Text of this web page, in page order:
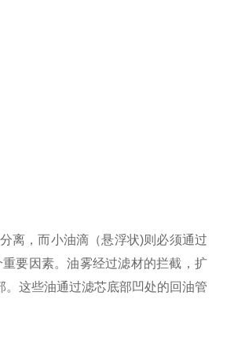
离，而小油滴（悬浮状)则必须通过
要因素。油雾经过滤材的拦截，扩
这些油通过滤芯底部凹处的回油管